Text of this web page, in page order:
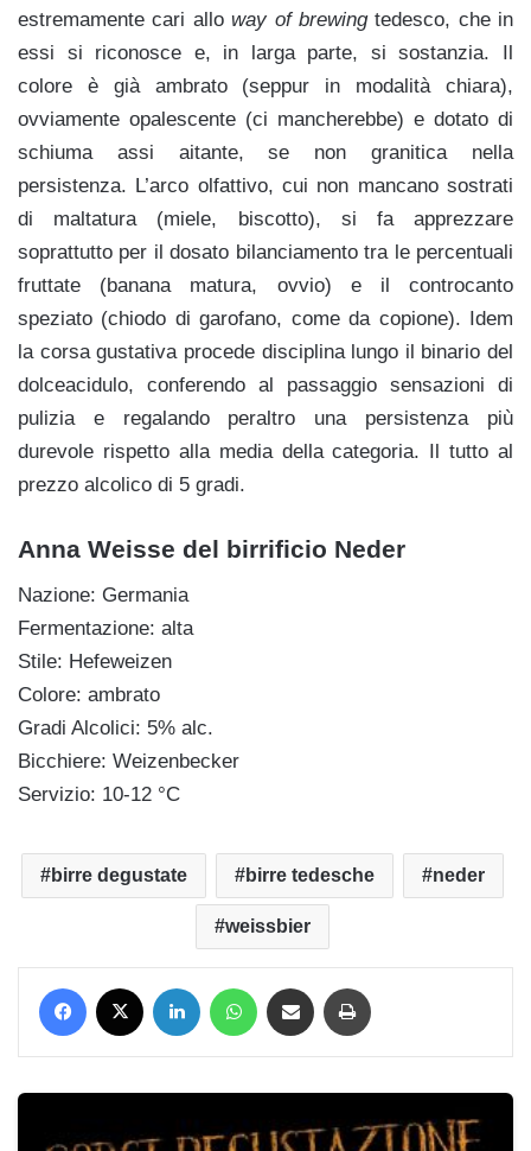
estremamente cari alloway of brewingtedesco, che in
essi si riconosce e, in larga parte, si sostanzia. Il
colore è già ambrato (seppur in modalità chiara),
ovviamente opalescente (ci mancherebbe) e dotato di
schiuma assi aitante, se non granitica nella
persistenza. L’arco olfattivo, cui non mancano sostrati
di maltatura (miele, biscotto), si fa apprezzare
soprattutto per il dosato bilanciamento tra le percentuali
fruttate (banana matura, ovvio) e il controcanto
speziato (chiodo di garofano, come da copione). Idem
la corsa gustativa procede disciplina lungo il binario del
dolceacidulo, conferendo al passaggio sensazioni di
pulizia e regalando peraltro una persistenza più
durevole rispetto alla media della categoria. Il tutto al
prezzo alcolico di 5 gradi.
Anna Weisse del birrificio Neder
Nazione: Germania
Fermentazione: alta
Stile: Hefeweizen
Colore: ambrato
Gradi Alcolici: 5% alc.
Bicchiere: Weizenbecker
Servizio: 10-12 °C
birre degustate birre tedesche neder
weissbier
Facebook LinkedIn WhatsApp Condividi via mail